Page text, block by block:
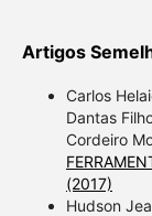
Artigos
Carlos
Dantas
Cordeiro
(2017)
Hudson